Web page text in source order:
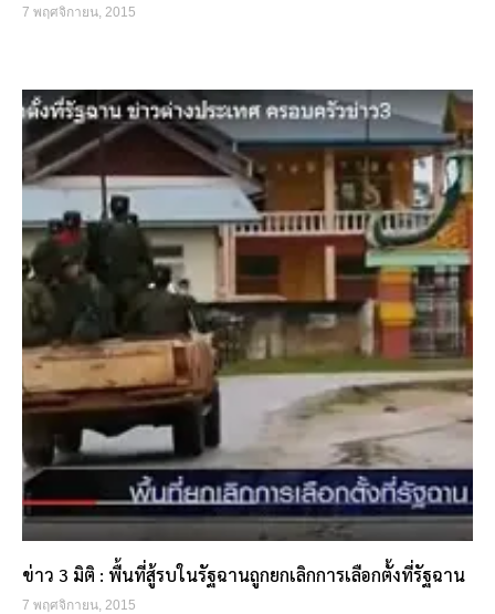
7 พฤศจิกายน, 2015
ข่าว 3 มิติ : พื้นที่สู้รบในรัฐฉานถูกยกเลิกการเลือกตั้งที่รัฐฉาน
7 พฤศจิกายน, 2015